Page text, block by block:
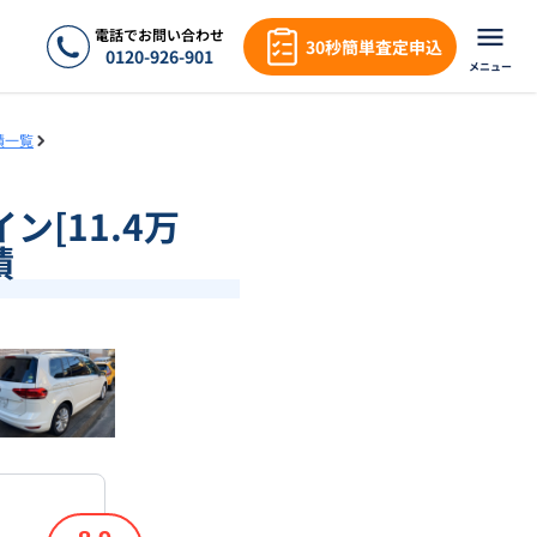
電話でお問い合わせ
0120-926-901 30秒簡単査定申込
メニュー
一覧
ン[11.4万
1/18